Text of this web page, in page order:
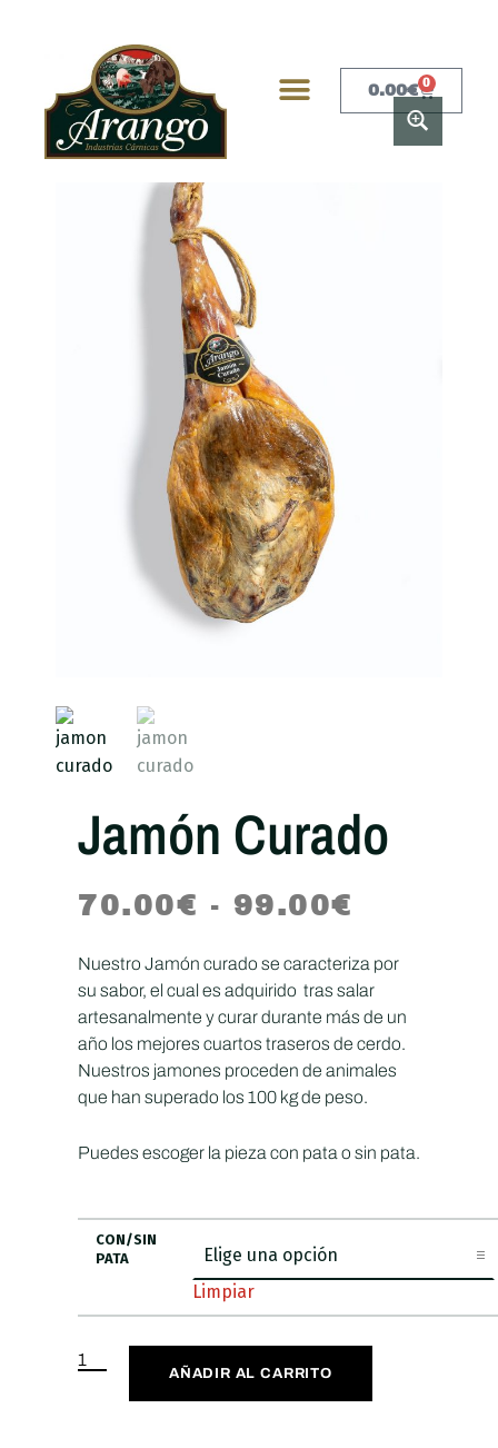
0.00€ 0
Jamón Curado
70.00€ - 99.00€
Nuestro Jamón curado se caracteriza por
su sabor, el cual es adquirido tras salar
artesanalmente y curar durante más de un
año los mejores cuartos traseros de cerdo.
Nuestros jamones proceden de animales
que han superado los 100 kg de peso.
Puedes escoger la pieza con pata o sin pata.
CON/SIN
PATA
Limpiar
AÑADIR AL CARRITO